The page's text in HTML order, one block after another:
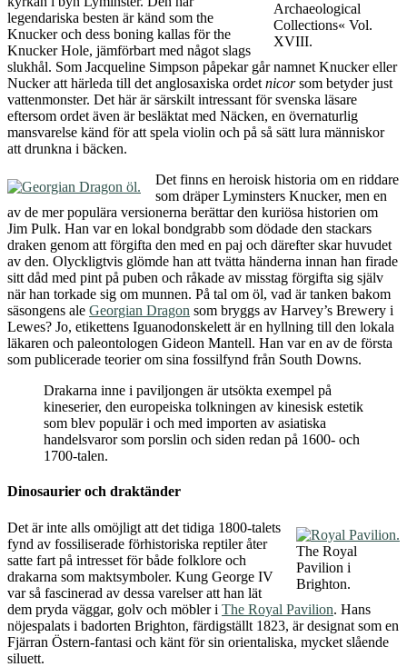
Archaeological
Collections« Vol.
XVIII.
legendariska besten är känd som the
Knucker och dess boning kallas för the
Knucker Hole, jämförbart med något slags
slukhål. Som Jacqueline Simpson påpekar går namnet Knucker eller
Nucker att härleda till det anglosaxiska ordet nicorsom betyder just
vattenmonster. Det här är särskilt intressant för svenska läsare
eftersom ordet även är besläktat med Näcken, en övernaturlig
mansvarelse känd för att spela violin och på så sätt lura människor
att drunkna i bäcken.
Det finns en heroisk historia om en riddare
som dräper Lyminsters Knucker, men en
av de mer populära versionerna berättar den kuriösa historien om
Jim Pulk. Han var en lokal bondgrabb som dödade den stackars
draken genom att förgifta den med en paj och därefter skar huvudet
av den. Olyckligtvis glömde han att tvätta händerna innan han firade
sitt dåd med pint på puben och råkade av misstag förgifta sig själv
när han torkade sig om munnen. På tal om öl, vad är tanken bakom
säsongens ale Georgian Dragon som bryggs av Harvey’s Brewery i
Lewes? Jo, etikettens Iguanodonskelett är en hyllning till den lokala
läkaren och paleontologen Gideon Mantell. Han var en av de första
som publicerade teorier om sina fossilfynd från South Downs.
Drakarna inne i paviljongen är utsökta exempel på
kineserier, den europeiska tolkningen av kinesisk estetik
som blev populär i och med importen av asiatiska
handelsvaror som porslin och siden redan på 1600- och
1700-talen.
Dinosaurier och draktänder
The Royal
Pavilion i
Brighton.
Det är inte alls omöjligt att det tidiga 1800-talets
fynd av fossiliserade förhistoriska reptiler åter
satte fart på intresset för både folklore och
drakarna som maktsymboler. Kung George IV
var så fascinerad av dessa varelser att han lät
dem pryda väggar, golv och möbler i The Royal Pavilion. Hans
nöjespalats i badorten Brighton, färdigställt 1823, är designat som en
Fjärran Östern-fantasi och känt för sin orientaliska, mycket slående
siluett.